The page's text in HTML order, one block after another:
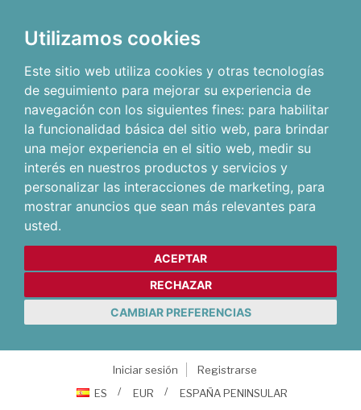
Utilizamos cookies
Este sitio web utiliza cookies y otras tecnologías
de seguimiento para mejorar su experiencia de
navegación con los siguientes fines: para habilitar
la funcionalidad básica del sitio web, para brindar
una mejor experiencia en el sitio web, medir su
interés en nuestros productos y servicios y
personalizar las interacciones de marketing, para
mostrar anuncios que sean más relevantes para
usted.
ACEPTAR
RECHAZAR
CAMBIAR PREFERENCIAS
Iniciar sesión
Registrarse
ES
EUR ESPAÑA PENINSULAR